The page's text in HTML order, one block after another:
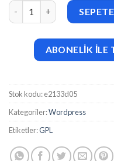
WooCommerce Visual
ABONELİK İLE
Stok kodu:e2133d05
Kategoriler:Wordpress
Etiketler:GPL